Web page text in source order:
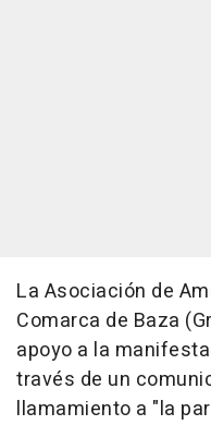
La Asociación de
Comarca de Baza
apoyo a la
través de un
llamamiento a "la